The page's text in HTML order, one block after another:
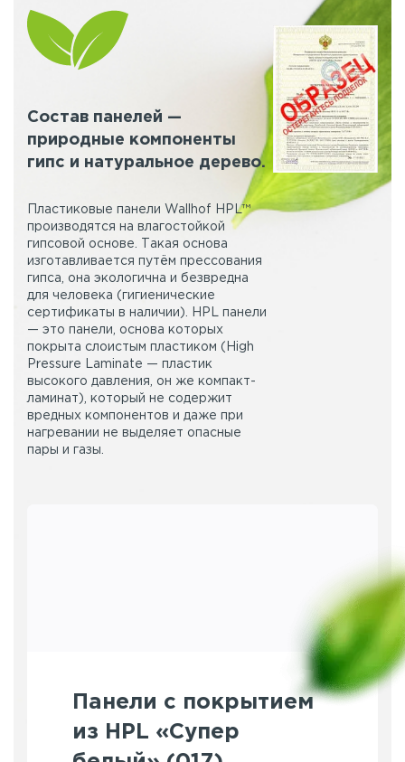
Состав панелей —
природные компоненты
гипс и натуральное дерево.
Пластиковые панели Wallhof HPL™
производятся на влагостойкой
гипсовой основе. Такая основа
изготавливается путём прессования
гипса, она экологична и безвредна
для человека (гигиенические
сертификаты в наличии). HPL панели
— это панели, основа которых
покрыта слоистым пластиком (High
Pressure Laminate — пластик
высокого давления, он же компакт-
ламинат), который не содержит
вредных компонентов и даже при
нагревании не выделяет опасные
пары и газы.
Панели с покрытием
из HPL «Супер